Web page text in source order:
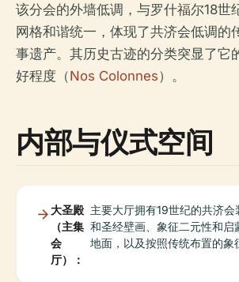
该分会的外墙低调，与罗什福尔18世
网格和谐统一，体现了共济会低调的
事遗产。其历史古迹的分类突显了它
好程度（Nos Colonnes）。
内部与仪式空间
大圣殿
（主集
会
厅）：
主要大厅拥有19世纪的共济会
和圣经壁画、象征二元性和启
地面，以及按照传统布置的象